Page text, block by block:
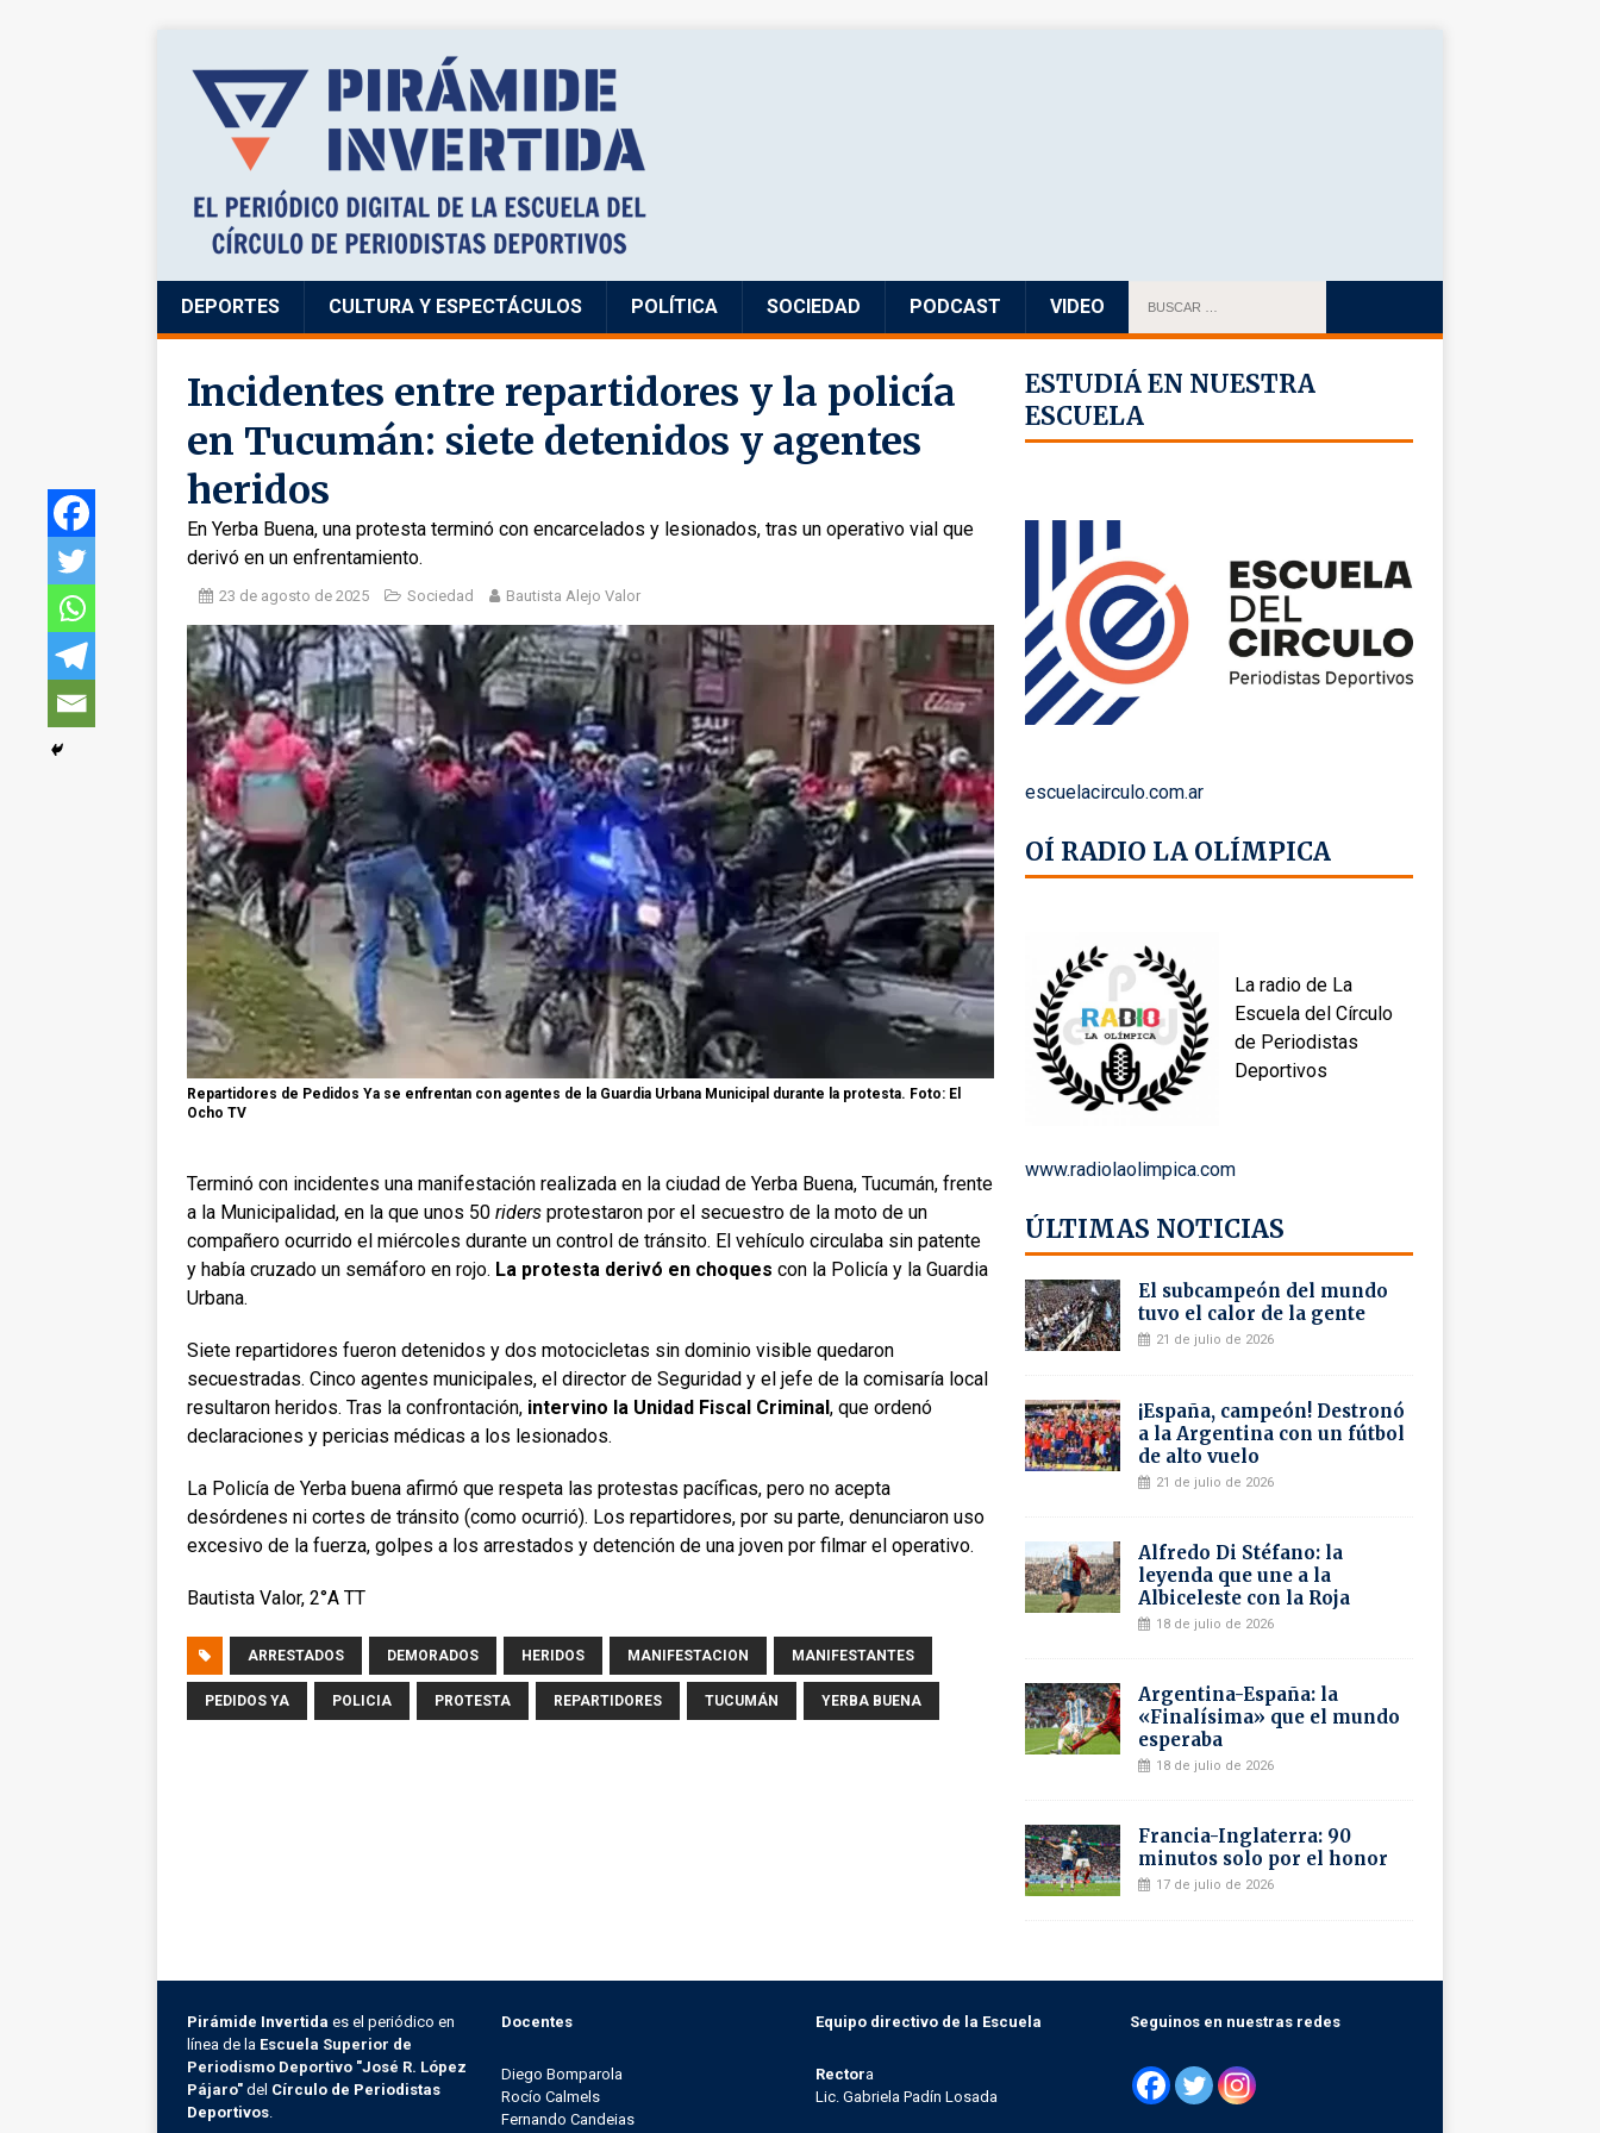
DEPORTES CULTURA Y ESPECTÁCULOS POLÍTICA SOCIEDAD PODCAST VIDEO
Incidentes entre repartidores y la policía
en Tucumán: siete detenidos y agentes
heridos
En Yerba Buena, una protesta terminó con encarcelados y lesionados, tras un operativo vial que
derivó en un enfrentamiento.
23 de agosto de 2025 Sociedad Bautista Alejo Valor
Repartidores de Pedidos Ya se enfrentan con agentes de la Guardia Urbana Municipal durante la protesta. Foto: El
Ocho TV
Terminó con incidentes una manifestación realizada en la ciudad de Yerba Buena, Tucumán, frente
a la Municipalidad, en la que unos 50 riders protestaron por el secuestro de la moto de un
compañero ocurrido el miércoles durante un control de tránsito. El vehículo circulaba sin patente
y había cruzado un semáforo en rojo. La protesta derivó en choques con la Policía y la Guardia
Urbana.
Siete repartidores fueron detenidos y dos motocicletas sin dominio visible quedaron
secuestradas. Cinco agentes municipales, el director de Seguridad y el jefe de la comisaría local
resultaron heridos. Tras la confrontación, intervino la Unidad Fiscal Criminal, que ordenó
declaraciones y pericias médicas a los lesionados.
La Policía de Yerba buena afirmó que respeta las protestas pacíficas, pero no acepta
desórdenes ni cortes de tránsito (como ocurrió). Los repartidores, por su parte, denunciaron uso
excesivo de la fuerza, golpes a los arrestados y detención de una joven por filmar el operativo.
Bautista Valor, 2°A TT
ARRESTADOS DEMORADOS HERIDOS MANIFESTACION MANIFESTANTES
PEDIDOS YA POLICIA PROTESTA REPARTIDORES TUCUMÁN YERBA BUENA
ESTUDIÁ EN NUESTRA
ESCUELA
escuelacirculo.com.ar
OÍ RADIO LA OLÍMPICA
La radio de La
Escuela del Círculo
de Periodistas
Deportivos
www.radiolaolimpica.com
ÚLTIMAS NOTICIAS
El subcampeón del mundo
tuvo el calor de la gente
21 de julio de 2026
¡España, campeón! Destronó
a la Argentina con un fútbol
de alto vuelo
21 de julio de 2026
Alfredo Di Stéfano: la
leyenda que une a la
Albiceleste con la Roja
18 de julio de 2026
Argentina-España: la
«Finalísima» que el mundo
esperaba
18 de julio de 2026
Francia-Inglaterra: 90
minutos solo por el honor
17 de julio de 2026
Pirámide Invertida es el periódico en
línea de la Escuela Superior de
Periodismo Deportivo "José R. López
Pájaro" del Círculo de Periodistas
Deportivos
Docentes
Diego Bomparola
Rocío Calmels
Fernando Candeias
Equipo directivo de la Escuela
Rectora
Lic. Gabriela Padín Losada
Seguinos en nuestras redes